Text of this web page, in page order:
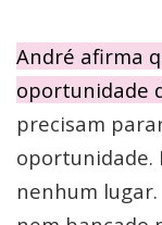
André afirma
oportunidade
precisam
oportunidade.
nenhum lugar.